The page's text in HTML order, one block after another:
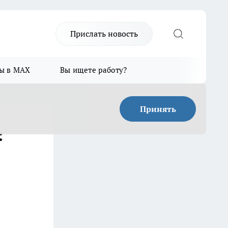
Прислать новость
в MAX Вы ищете работу?
Принять